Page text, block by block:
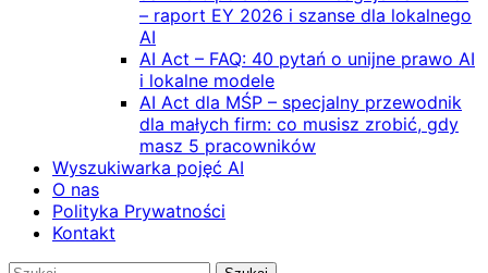
– raport EY 2026 i szanse dla lokalnego
AI
AI Act – FAQ: 40 pytań o unijne prawo AI
i lokalne modele
AI Act dla MŚP – specjalny przewodnik
dla małych firm: co musisz zrobić, gdy
masz 5 pracowników
Wyszukiwarka pojęć AI
O nas
Polityka Prywatności
Kontakt